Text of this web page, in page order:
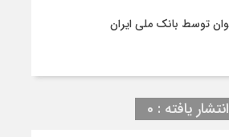
انتشار یافته : 0